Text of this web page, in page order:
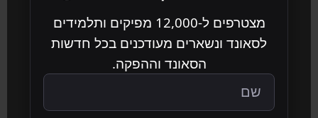
מצטרפים ל-12,000 מפיקים ותלמידים
לסאונד ונשארים מעודכנים בכל חדשות
הסאונד וההפקה.